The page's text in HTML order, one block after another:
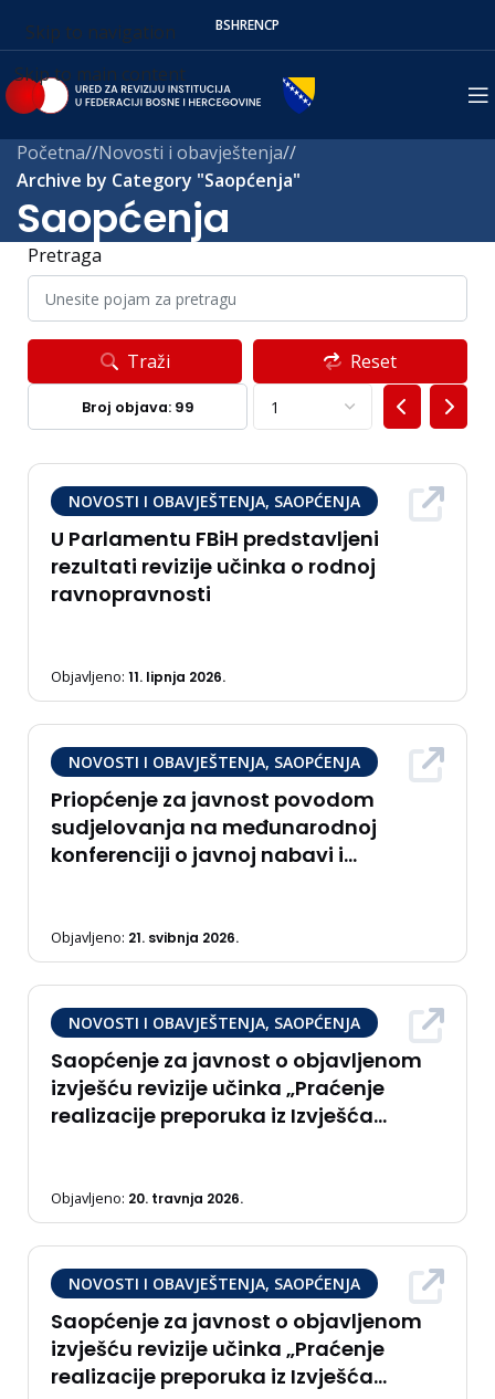
Skip to navigation
Skip to main content
BSHRENСР
Saopćenja
Početna/ Novosti i obavještenja/
Archive by Category "Saopćenja"
NOVOSTI I OBAVJEŠTENJA, SAOPĆENJA
U Parlamentu FBiH predstavljeni
rezultati revizije učinka o rodnoj
ravnopravnosti
Objavljeno: 11. lipnja 2026.
NOVOSTI I OBAVJEŠTENJA, SAOPĆENJA
Priopćenje za javnost povodom
sudjelovanja na međunarodnoj
konferenciji o javnoj nabavi i
Objavljeno: 21. svibnja 2026.
NOVOSTI I OBAVJEŠTENJA, SAOPĆENJA
Saopćenje za javnost o objavljenom
izvješću revizije učinka „Praćenje
realizacije preporuka iz Izvješća
Objavljeno: 20. travnja 2026.
NOVOSTI I OBAVJEŠTENJA, SAOPĆENJA
Saopćenje za javnost o objavljenom
izvješću revizije učinka „Praćenje
realizacije preporuka iz Izvješća
Pretraga
Traži Reset
Broj objava: 99